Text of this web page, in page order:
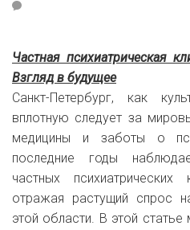
Частная психиатрическая
Взгляд в будущее
Санкт-Петербург, как
вплотную следует за
медицины и заботы о
последние годы
частных
отражая растущий спрос
этой области. В этой